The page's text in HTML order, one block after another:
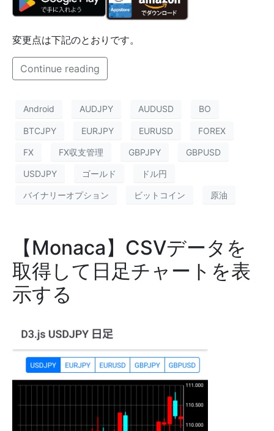
変更点は下記のとおりです。
Continue reading
Android AUDJPY AUDUSD BO
BTCJPY EURJPY EURUSD FOREX
FX FX収支管理 GBPJPY GBPUSD
USDJPY ゴールド ドル円
バイナリーオプション ビットコイン 原油
【Monaca】CSVデータを
取得して日足チャートを表
示する